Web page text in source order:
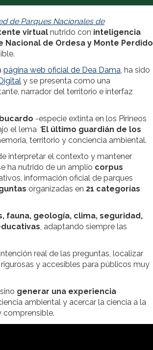
de Parques Nacionales de
virtual nutrido con inteligencia
Nacional de Ordesa y Monte Perdido
página web oficial de Dea Dama, ha sido
y se presenta como una
narrador del territorio e interfaz
bucardo -especie extinta en los Pirineos
el lema “El último guardián de los
territorio y conciencia ambiental.
interpretar el contexto y mantener
ha nutrido de un amplio corpus
información oficial de parques
organizadas en 21 categorías
fauna, geología, clima, seguridad,
, adaptando siempre las
real de las preguntas, localizar
y accesibles para públicos muy
generar una experiencia
ambiental y acercar la ciencia a la
comprensible.